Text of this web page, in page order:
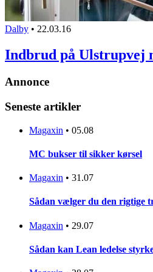
Dalby • 22.03.16
Indbrud på Ulstrupvej
Annonce
Seneste artikler
Magaxin • 05.08
MC bukser til sikker kørsel
Magaxin • 31.07
Sådan vælger du den rigtige
Magaxin • 29.07
Sådan kan Lean ledelse